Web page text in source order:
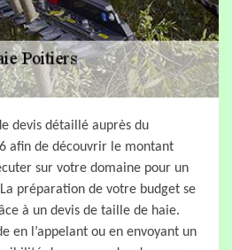
devis détaillé auprès du
afin de découvrir le montant
sur votre domaine pour un
préparation de votre budget se
à un devis de taille de haie.
en l’appelant ou en envoyant un